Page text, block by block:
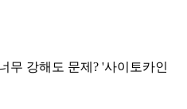
무 강해도 문제? '사이토카인